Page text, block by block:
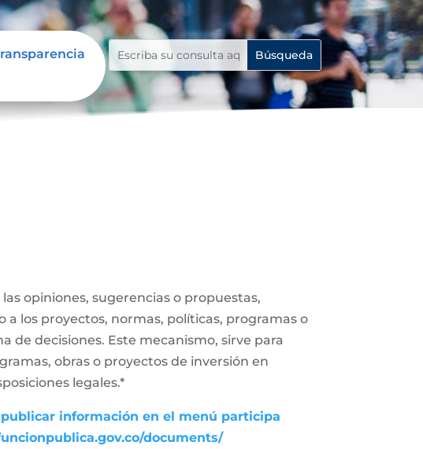
opiniones, sugerencias o propuestas,
los proyectos, normas, políticas, programas o
de decisiones. Este mecanismo, sirve para
obras o proyectos de inversión en
legales.*
información en el menú participa
documents/